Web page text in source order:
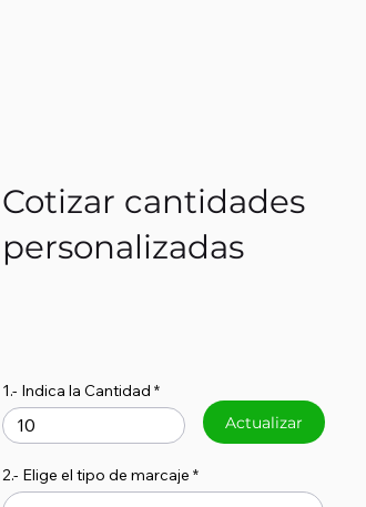
Cotizar cantidades
personalizadas
1.- Indica la Cantidad
Actualizar
2.- Elige el tipo de marcaje